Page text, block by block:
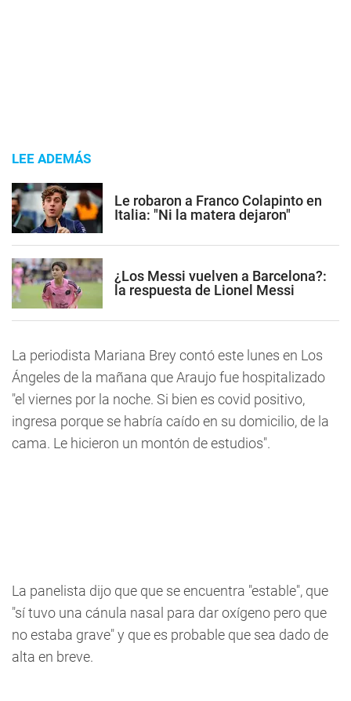
LEE ADEMÁS
Le robaron a Franco Colapinto en
Italia: "Ni la matera dejaron"
¿Los Messi vuelven a Barcelona?:
la respuesta de Lionel Messi
La periodista Mariana Brey contó este lunes en Los
Ángeles de la mañana que Araujo fue hospitalizado
"el viernes por la noche. Si bien es covid positivo,
ingresa porque se habría caído en su domicilio, de la
cama. Le hicieron un montón de estudios".
La panelista dijo que que se encuentra "estable", que
"sí tuvo una cánula nasal para dar oxígeno pero que
no estaba grave" y que es probable que sea dado de
alta en breve.